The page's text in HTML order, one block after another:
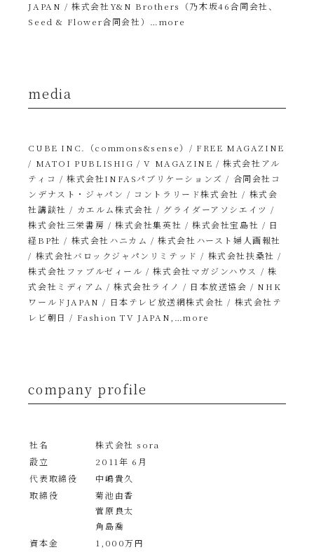
JAPAN / 株式会社Y&N Brothers（乃木坂46合同会社、
Seed & Flower合同会社）…more
media
CUBE INC.（commons&sense）/ FREE MAGAZINE
/ MATOI PUBLISHIG / V MAGAZINE / 株式会社アル
ティコ / 株式会社INFASパブリケーションズ / 合同会社コ
ンデナスト・ジャパン / コントラリード株式会社 / 株式会
社講談社 / カエルム株式会社 / グライダーアソシエイツ /
株式会社三栄書房 / 株式会社集英社 / 株式会社宝島社 / 日
経BP社 / 株式会社ハニカム / 株式会社ハースト婦人画報社
/ 株式会社バロックジャパンリミテッド / 株式会社扶桑社 /
株式会社ファブルゼィール / 株式会社マガジンハウス / 株
式会社ミディアム / 株式会社ライノ / 日本放送協会 / NHK
ワールドJAPAN / 日本テレビ放送網株式会社 / 株式会社テ
レビ朝日 / Fashion TV JAPAN,…more
company profile
社名
株式会社 sora
設立
2011年 6月
代表取締役
中嶋貴久
取締役
菊池由香
菅原良太
角島喬
資本金
1,000万円